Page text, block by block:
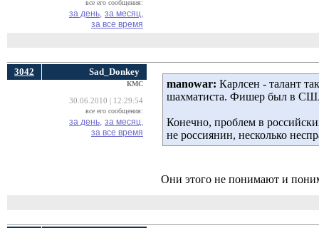
все его сообщения:
за день, за месяц,
за все время
3042 Sad_Donkey
КМС
30.06.2010 | 12:29:54
все его сообщения:
за день, за месяц,
за все время
manowar: Карлсен - талант
шахматиста. Фишер был в
Конечно, проблем в
не россиянин, несколько
Они этого не понимают и